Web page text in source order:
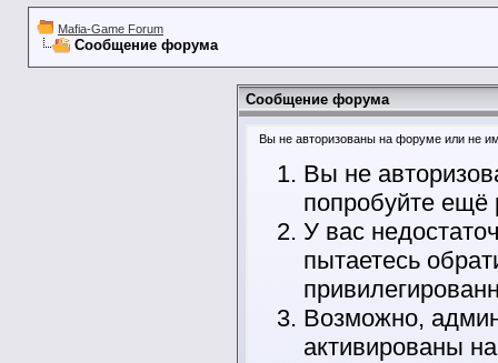
Mafia-Game Forum
Сообщение форума
Сообщение форума
Вы не авторизованы на форуме или не
Вы не
попробуйте ещё
У вас
пытаетесь
Возможно,
активированы